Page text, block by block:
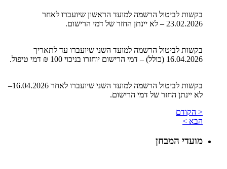
בקשות לביטול הרשמה למועד הראשון שיועברו לאחר
23.02.2026 – לא יינתן החזר של דמי הרישום.
בקשות לביטול הרשמה למועד השני שיועברו עד לתאריך
16.04.2026 (כולל) – דמי הרישום יוחזרו בניכוי 100 ₪ דמי טיפול.
בקשות לביטול הרשמה למועד השני שיועברו לאחר 16.04.2026–
לא יינתן החזר של דמי הרישום.
< הקודם
הבא >
מועדי המבחן